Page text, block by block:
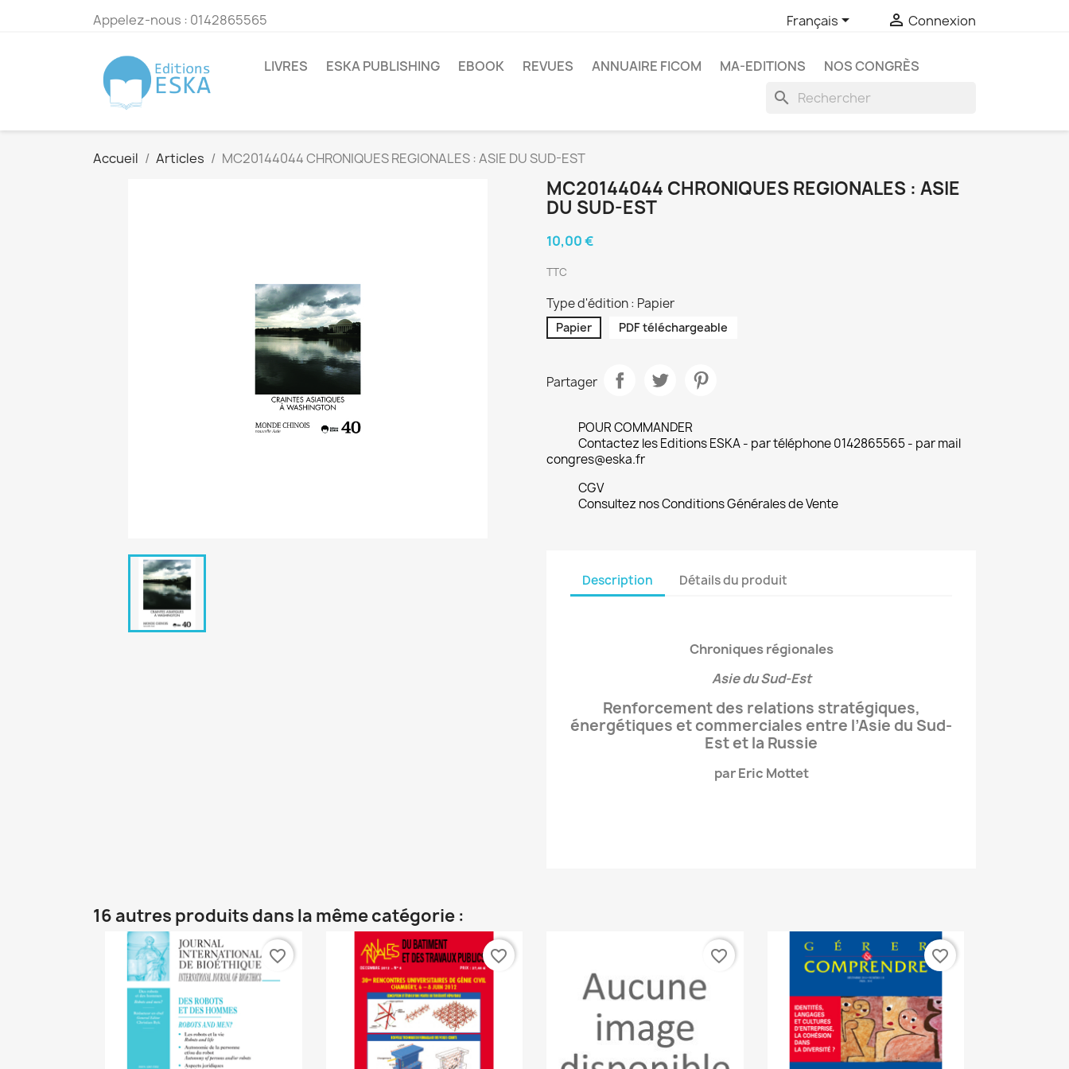
Appelez-nous : 0142865565 Français  Connexion
LIVRES ESKA PUBLISHING EBOOK REVUES ANNUAIRE FICOM MA-EDITIONS NOS CONGRÈS
search
Accueil Articles MC20144044 CHRONIQUES REGIONALES : ASIE DU SUD-EST
MC20144044 CHRONIQUES REGIONALES : ASIE
DU SUD-EST
10,00 €
TTC
Type d'édition : Papier
Papier PDF téléchargeable
Partager
POUR COMMANDER
Contactez les Editions ESKA - par téléphone 0142865565 - par mail
congres@eska.fr
CGV
Consultez nos Conditions Générales de Vente
Description Détails du produit
Chroniques régionales
Asie du Sud-Est
Renforcement des relations stratégiques,
énergétiques et commerciales entre l’Asie du Sud-
Est et la Russie
par Eric Mottet
16 autres produits dans la même catégorie :
favorite_border favorite_border favorite_border favorite_border